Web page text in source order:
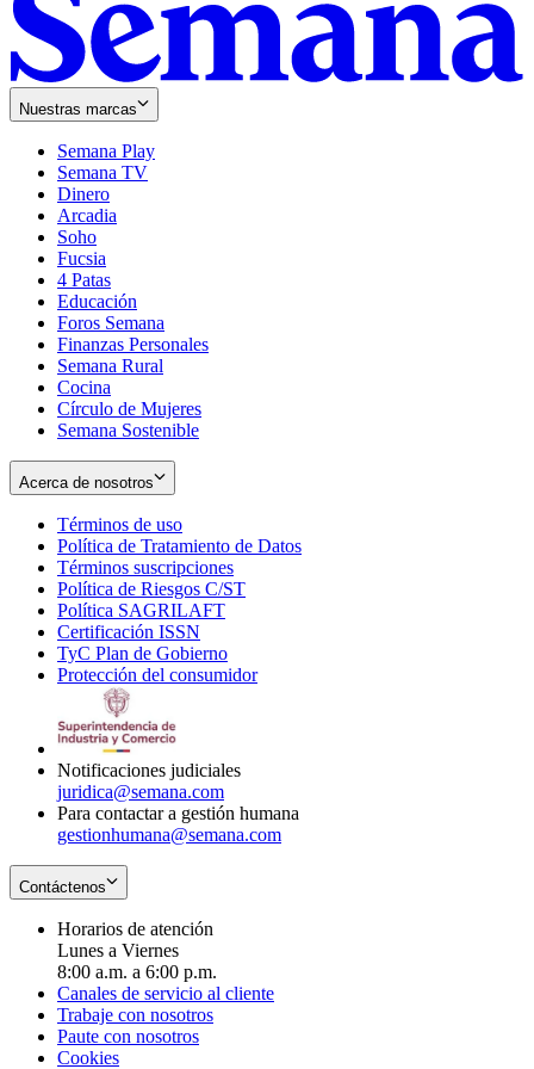
Nuestras marcas
Semana Play
Semana TV
Dinero
Arcadia
Soho
in
new
window
Fucsia
in
new
window
4 Patas
Educación
Foros Semana
Finanzas Personales
Semana Rural
Cocina
Círculo de Mujeres
Semana Sostenible
Acerca de nosotros
Términos de uso
in
new
window
Política de Tratamiento de Datos
Términos suscripciones
in
Política de Riesgos C/ST
Política SAGRILAFT
new
window
Certificación ISSN
in
new
TyC Plan de Gobierno
in
Protección del consumidorOpens
Notificaciones judiciales
juridica@semana.com
Para contactar a gestión humana
gestionhumana@semana.com
Contáctenos
Horarios de atención
Lunes a Viernes
8:00 a.m. a 6:00 p.m.
Canales de servicio al cliente
Trabaje con nosotros
Paute con nosotros
Cookies